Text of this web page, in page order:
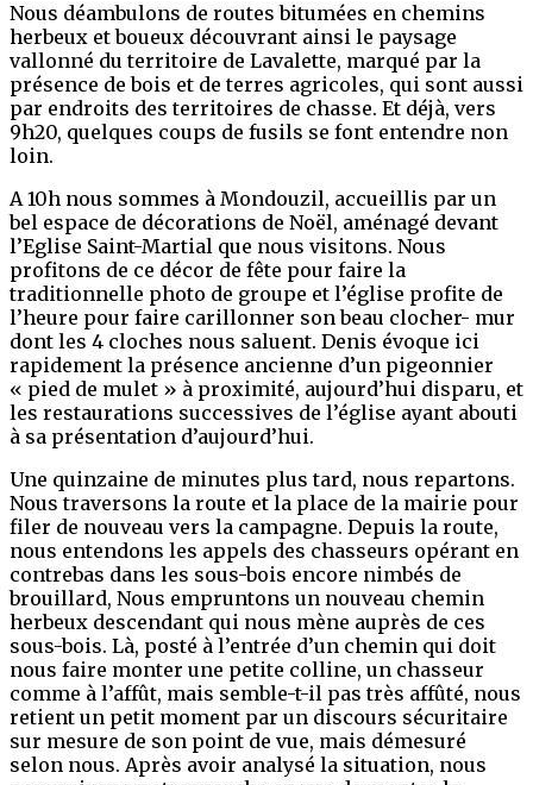
Nous déambulons de routes bitumées en chemins
herbeux et boueux découvrant ainsi le paysage
vallonné du territoire de Lavalette, marqué par la
présence de bois et de terres agricoles, qui sont aussi
par endroits des territoires de chasse. Et déjà, vers
9h20, quelques coups de fusils se font entendre non
loin.
A 10h nous sommes à Mondouzil, accueillis par un
bel espace de décorations de Noël, aménagé devant
l’Eglise Saint-Martial que nous visitons. Nous
profitons de ce décor de fête pour faire la
traditionnelle photo de groupe et l’église profite de
l’heure pour faire carillonner son beau clocher- mur
dont les 4 cloches nous saluent. Denis évoque ici
rapidement la présence ancienne d’un pigeonnier
« pied de mulet » à proximité, aujourd’hui disparu, et
les restaurations successives de l’église ayant abouti
à sa présentation d’aujourd’hui.
Une quinzaine de minutes plus tard, nous repartons.
Nous traversons la route et la place de la mairie pour
filer de nouveau vers la campagne. Depuis la route,
nous entendons les appels des chasseurs opérant en
contrebas dans les sous-bois encore nimbés de
brouillard, Nous empruntons un nouveau chemin
herbeux descendant qui nous mène auprès de ces
sous-bois. Là, posté à l’entrée d’un chemin qui doit
nous faire monter une petite colline, un chasseur
comme à l’affût, mais semble-t-il pas très affûté, nous
retient un petit moment par un discours sécuritaire
sur mesure de son point de vue, mais démesuré
selon nous. Après avoir analysé la situation, nous